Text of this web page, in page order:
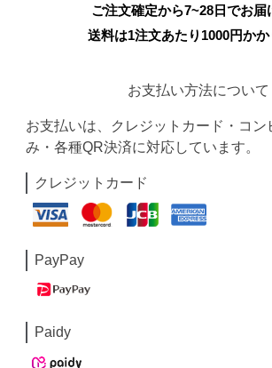
ご注文確定から7~28日でお届
送料は1注文あたり 1000円か
お支払い方法について
お支払いは、クレジットカード・コン
み・各種QR決済に対応しています。
クレジットカード
PayPay
Paidy